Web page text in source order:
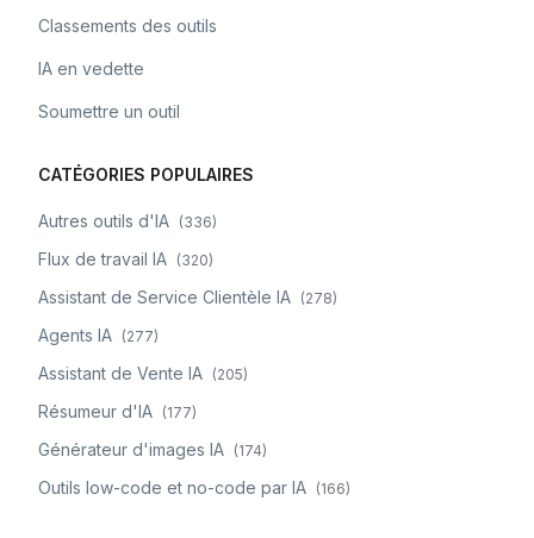
Classements des outils
IA en vedette
Soumettre un outil
CATÉGORIES POPULAIRES
Autres outils d'IA (336)
Flux de travail IA (320)
Assistant de Service Clientèle IA (278)
Agents IA (277)
Assistant de Vente IA (205)
Résumeur d'IA (177)
Générateur d'images IA (174)
Outils low-code et no-code par IA (166)